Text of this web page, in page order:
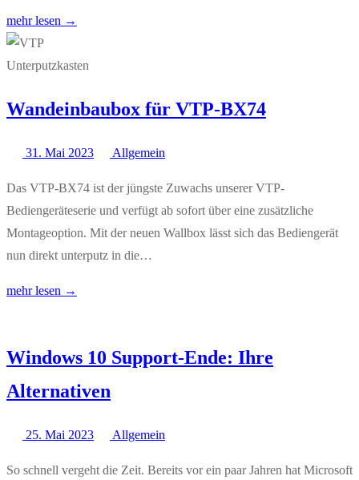
mehr lesen →
Wandeinbaubox für VTP-BX74
31. Mai 2023 Allgemein
Das VTP-BX74 ist der jüngste Zuwachs unserer VTP-
Bediengeräteserie und verfügt ab sofort über eine zusätzliche
Montageoption. Mit der neuen Wallbox lässt sich das Bediengerät
nun direkt unterputz in die…
mehr lesen →
Windows 10 Support-Ende: Ihre
Alternativen
25. Mai 2023 Allgemein
So schnell vergeht die Zeit. Bereits vor ein paar Jahren hat Microsoft